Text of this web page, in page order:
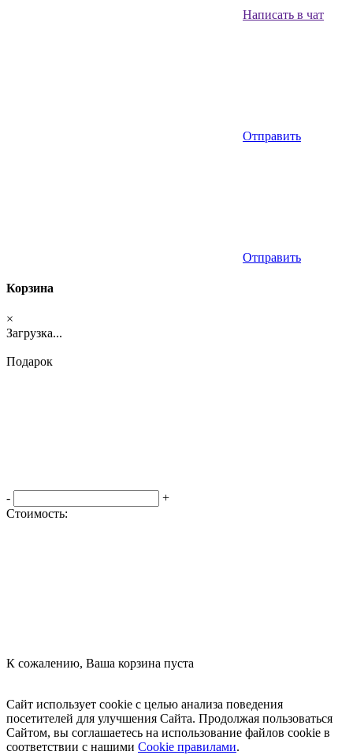
Написать в чат
Отправить
Отправить
Корзина
×
Загрузка...
Подарок
-
+
Стоимость:
К сожалению, Ваша корзина пуста
Сайт использует cookie с целью анализа поведения
посетителей для улучшения Сайта. Продолжая пользоваться
Сайтом, вы соглашаетесь на использование файлов cookie в
соответствии с нашими Cookiе правилами.